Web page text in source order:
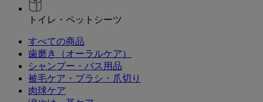
トイレ・ペットシーツ
すべての商品
歯磨き（オーラルケア）
シャンプー・バス用品
被毛ケア・ブラシ・爪切り
肉球ケア